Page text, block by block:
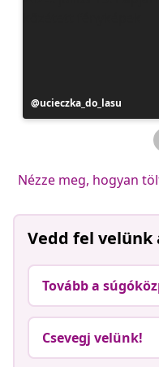
Bejegyzés
közzétevője
ucieczka_do_lasu
Nézze meg, hogyan
Vedd fel velünk
Tovább a
Csevegj velünk!